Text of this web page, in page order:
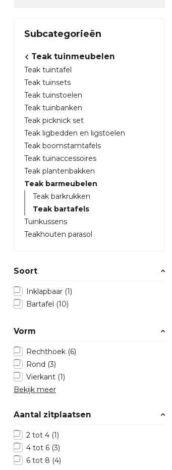
Subcategorieën
Teak tuinmeubelen
Teak tuintafel
Teak tuinsets
Teak tuinstoelen
Teak tuinbanken
Teak picknick set
Teak ligbedden en ligstoelen
Teak boomstamtafels
Teak tuinaccessoires
Teak plantenbakken
Teak barmeubelen
Teak barkrukken
Teak bartafels
Tuinkussens
Teakhouten parasol
Soort
Inklapbaar (1)
Bartafel (10)
Vorm
Rechthoek (6)
Rond (3)
Vierkant (1)
Bekijk meer
Aantal zitplaatsen
2 tot 4 (1)
4 tot 6 (3)
6 tot 8 (4)